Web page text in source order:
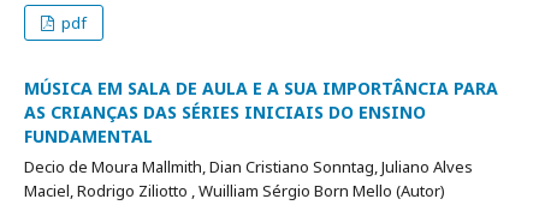
pdf
MÚSICA EM SALA DE AULA E A SUA IMPORTÂNCIA PARA
AS CRIANÇAS DAS SÉRIES INICIAIS DO ENSINO
FUNDAMENTAL
Decio de Moura Mallmith, Dian Cristiano Sonntag, Juliano Alves
Maciel, Rodrigo Ziliotto , Wuilliam Sérgio Born Mello (Autor)